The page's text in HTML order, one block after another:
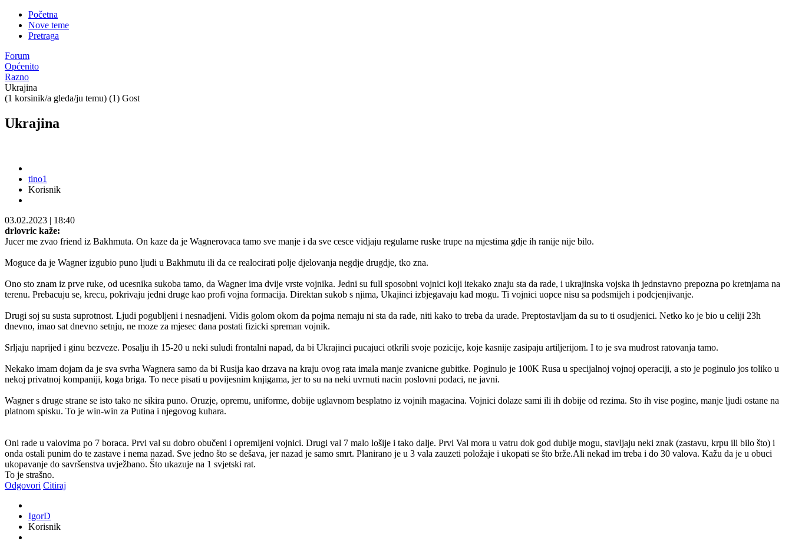
Početna
Nove teme
Pretraga
Forum
Općenito
Razno
Ukrajina
(1 korsinik/a gleda/ju temu) (1) Gost
Ukrajina
tino1
Korisnik
03.02.2023 | 18:40
drlovric kaže:
Jucer me zvao friend iz Bakhmuta. On kaze da je Wagnerovaca tamo sve manje i da sve cesce vidjaju regularne ruske trupe na mjestima gdje ih ranije nije bilo.
Moguce da je Wagner izgubio puno ljudi u Bakhmutu ili da ce realocirati polje djelovanja negdje drugdje, tko zna.
Ono sto znam iz prve ruke, od ucesnika sukoba tamo, da Wagner ima dvije vrste vojnika. Jedni su full sposobni vojnici koji itekako znaju sta da rade, i ukrajinska vojska ih jednstavno prepozna po kretnjama na
terenu. Prebacuju se, krecu, pokrivaju jedni druge kao profi vojna formacija. Direktan sukob s njima, Ukajinci izbjegavaju kad mogu. Ti vojnici uopce nisu sa podsmijeh i podcjenjivanje.
Drugi soj su susta suprotnost. Ljudi pogubljeni i nesnadjeni. Vidis golom okom da pojma nemaju ni sta da rade, niti kako to treba da urade. Preptostavljam da su to ti osudjenici. Netko ko je bio u celiji 23h
dnevno, imao sat dnevno setnju, ne moze za mjesec dana postati fizicki spreman vojnik.
Srljaju naprijed i ginu bezveze. Posalju ih 15-20 u neki suludi frontalni napad, da bi Ukrajinci pucajuci otkrili svoje pozicije, koje kasnije zasipaju artiljerijom. I to je sva mudrost ratovanja tamo.
Nekako imam dojam da je sva svrha Wagnera samo da bi Rusija kao drzava na kraju ovog rata imala manje zvanicne gubitke. Poginulo je 100K Rusa u specijalnoj vojnoj operaciji, a sto je poginulo jos toliko u
nekoj privatnoj kompaniji, koga briga. To nece pisati u povijesnim knjigama, jer to su na neki uvrnuti nacin poslovni podaci, ne javni.
Wagner s druge strane se isto tako ne sikira puno. Oruzje, opremu, uniforme, dobije uglavnom besplatno iz vojnih magacina. Vojnici dolaze sami ili ih dobije od rezima. Sto ih vise pogine, manje ljudi ostane na
platnom spisku. To je win-win za Putina i njegovog kuhara.
Oni rade u valovima po 7 boraca. Prvi val su dobro obučeni i opremljeni vojnici. Drugi val 7 malo lošije i tako dalje. Prvi Val mora u vatru dok god dublje mogu, stavljaju neki znak (zastavu, krpu ili bilo što) i
onda ostali punim do te zastave i nema nazad. Sve jedno što se dešava, jer nazad je samo smrt. Planirano je u 3 vala zauzeti položaje i ukopati se što brže.Ali nekad im treba i do 30 valova. Kažu da je u obuci
ukopavanje do savršenstva uvježbano. Što ukazuje na 1 svjetski rat.
To je strašno.
Odgovori Citiraj
IgorD
Korisnik